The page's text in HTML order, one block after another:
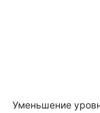
Уменьшение